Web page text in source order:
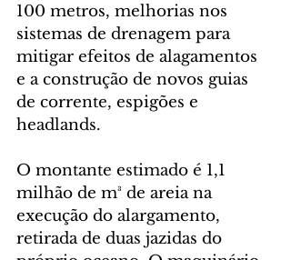
100 metros, melhorias nos
sistemas de drenagem para
mitigar efeitos de alagamentos
e a construção de novos guias
de corrente, espigões e
headlands.
O montante estimado é 1,1
milhão de m³ de areia na
execução do alargamento,
retirada de duas jazidas do